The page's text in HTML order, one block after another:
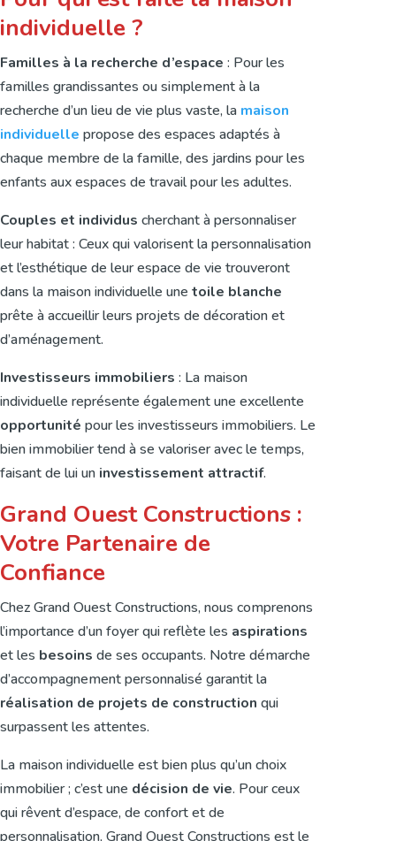
individuelle ?
Familles à la recherche d’espace : Pour les
familles grandissantes ou simplement à la
recherche d’un lieu de vie plus vaste, la maison
individuelle propose des espaces adaptés à
chaque membre de la famille, des jardins pour les
enfants aux espaces de travail pour les adultes.
Couples et individus cherchant à personnaliser
leur habitat : Ceux qui valorisent la personnalisation
et l’esthétique de leur espace de vie trouveront
dans la maison individuelle une toile blanche
prête à accueillir leurs projets de décoration et
d’aménagement.
Investisseurs immobiliers : La maison
individuelle représente également une excellente
opportunité pour les investisseurs immobiliers. Le
bien immobilier tend à se valoriser avec le temps,
faisant de lui un investissement attractif.
Grand Ouest Constructions :
Votre Partenaire de
Confiance
Chez Grand Ouest Constructions, nous comprenons
l’importance d’un foyer qui reflète les aspirations
et les besoins de ses occupants. Notre démarche
d’accompagnement personnalisé garantit la
réalisation de projets de construction qui
surpassent les attentes.
La maison individuelle est bien plus qu’un choix
immobilier ; c’est une décision de vie. Pour ceux
qui rêvent d’espace, de confort et de
personnalisation, Grand Ouest Constructions est le